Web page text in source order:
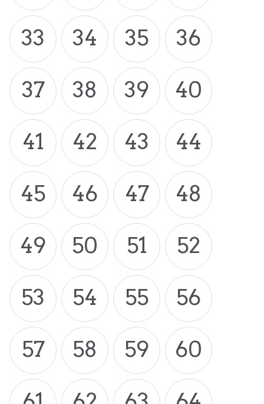
33
34 35
36
37
38 39
40
41
42 43
44
45
46 47
48
49
50 51
52
53
54 55
56
57
58 59
60